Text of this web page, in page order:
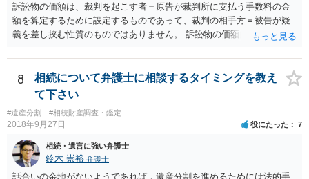
訴訟物の価額は、裁判を起こす者＝原告が裁判所に支払う手数料の金
額を算定するために設定するものであって、裁判の相手方＝被告が疑
義を差し挟む性質のものではありません。 訴訟物の価額自体が裁判の
したとしても、変更されることはありません。
8
相続について弁護士に相談するタイミングを教え
て下さい
#遺産分割 #相続財産調査・鑑定
2018年9月27日 役にたった 7
相続・遺言に強い弁護士
鈴木 崇裕 弁護士
話合いの余地がないようであれば，遺産分割を進めるためには法的手